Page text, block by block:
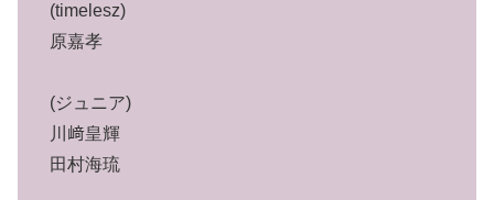
(timelesz)
原嘉孝
(ジュニア)
川﨑皇輝
田村海琉